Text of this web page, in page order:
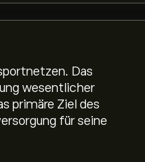
Das
wesentlicher
primäre Ziel des
für seine